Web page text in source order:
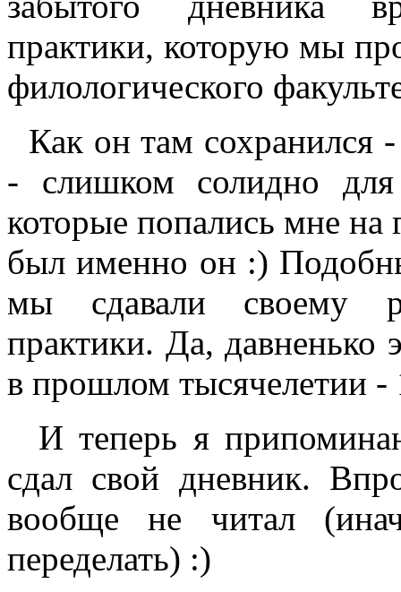
практики, которую мы
филологического
Как он там сохранился
- слишком солидно
которые попались мне на
был именно он :)
мы сдавали своему
практики. Да, давненько
в прошлом тысячелетии -
И теперь я
сдал свой дневник.
вообще не читал
переделать) :)